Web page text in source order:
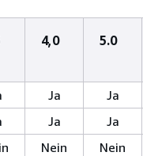
4,0 5.0
Ja Ja
Ja Ja
Nein Nein